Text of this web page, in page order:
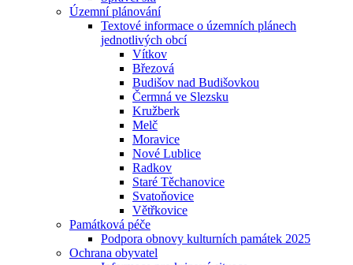
Územní plánování
Textové informace o územních plánech
jednotlivých obcí
Vítkov
Březová
Budišov nad Budišovkou
Čermná ve Slezsku
Kružberk
Melč
Moravice
Nové Lublice
Radkov
Staré Těchanovice
Svatoňovice
Větřkovice
Památková péče
Podpora obnovy kulturních památek 2025
Ochrana obyvatel